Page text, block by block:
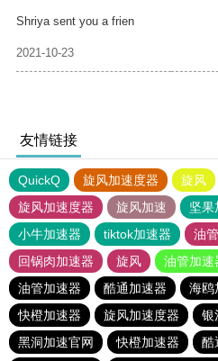
Shriya sent you a frien
2021-10-23
友情链接
QuickQ 旋风加速度器 旋风
旋风加速度器
旋风加速 坚果
小牛加速器
tiktok加速器 油
回锅肉加速器
旋风 油管加速
油管加速器
酷通加速器 海鸥
快橙加速器
旋风加速度器 银
黑洞加速官网
快橙加速器 酷